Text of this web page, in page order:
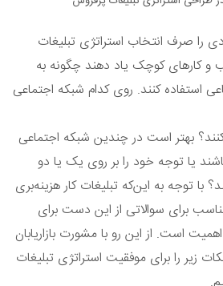
را صرف انتخاب استراتژی تبلیغات
و کارهای کوچک یاد دهند چگونه به
استفاده کنند. روی کدام شبکه‌ اجتماعی
بهتر است در چندین شبکه اجتماعی
یا توجه خود را بر روی یک یا دو
با توجه به این‌که تبلیغات کار هزینه‌بری
برای سوالاتی از این دست برای
است. از این رو با مشورت بازاریابان
زیر را برای موفقیت استراتژی تبلیغات